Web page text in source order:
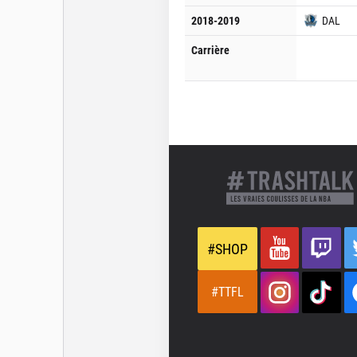
2018-2019
DAL
Carrière
#SHOP
#TTFL